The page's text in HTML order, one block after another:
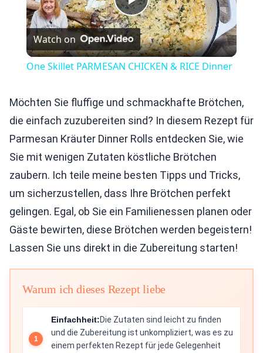
Play
Video
Watch on
One Skillet PARMESAN CHICKEN & RICE Dinner
Möchten Sie fluffige und schmackhafte Brötchen,
die einfach zuzubereiten sind? In diesem Rezept für
Parmesan Kräuter Dinner Rolls entdecken Sie, wie
Sie mit wenigen Zutaten köstliche Brötchen
zaubern. Ich teile meine besten Tipps und Tricks,
um sicherzustellen, dass Ihre Brötchen perfekt
gelingen. Egal, ob Sie ein Familienessen planen oder
Gäste bewirten, diese Brötchen werden begeistern!
Lassen Sie uns direkt in die Zubereitung starten!
Warum ich dieses Rezept liebe
Einfachheit:Die Zutaten sind leicht zu finden
und die Zubereitung ist unkompliziert, was es zu
einem perfekten Rezept für jede Gelegenheit